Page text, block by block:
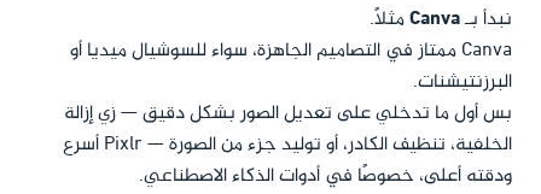
نبدأ بـCanvaمثلًا.
Canva ممتاز في التصاميم الجاهزة، سواء للسوشيال ميديا أو
البرزنتيشنات.
بس أول ما تدخلي على تعديل الصور بشكل دقيق — زي إزالة
الخلفية، تنظيف الكادر، أو توليد جزء من الصورة — Pixlr أسرع
ودقته أعلى، خصوصًا في أدوات الذكاء الاصطناعي.